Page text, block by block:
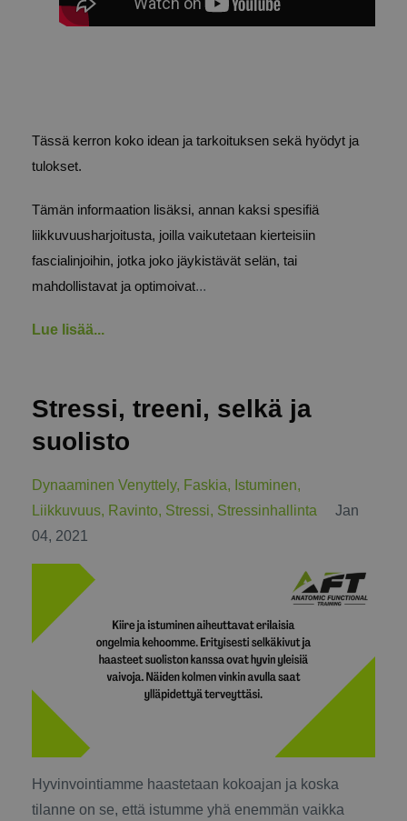
Tässä kerron koko idean ja tarkoituksen sekä hyödyt ja
tulokset.
Tämän informaation lisäksi, annan kaksi spesifiä
liikkuvuusharjoitusta, joilla vaikutetaan kierteisiin
fascialinjoihin, jotka joko jäykistävät selän, tai
mahdollistavat ja optimoivat...
Lue lisää...
Stressi, treeni, selkä ja
suolisto
Dynaaminen Venyttely Faskia
Istuminen
Liikkuvuus
Ravinto Stressi Stressinhallinta
Jan
04, 2021
Hyvinvointiamme haastetaan kokoajan ja koska
tilanne on se, että istumme yhä enemmän vaikka